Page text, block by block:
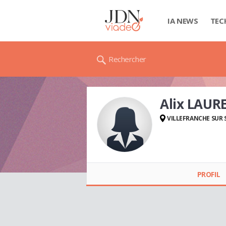
IA NEWS
Rechercher
Alix
VILLEFRANCHE SUR
PROFIL